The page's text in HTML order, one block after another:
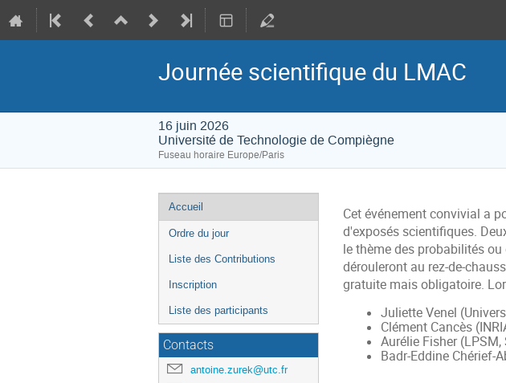
Journée scientifique du LMAC
16 juin 2026
Université de Technologie de Compiègne
Fuseau horaire Europe/Paris
Menu
de
l'événement
Accueil
Ordre du jour
Liste des Contributions
Inscription
Liste des participants
Contacts
antoine.zurek@utc.fr
Cet événement convivial a
d'exposés scientifiques.
le thème des probabilités
dérouleront au rez-de-
gratuite mais obligatoire.
Juliette Venel
Clément Cancès
Aurélie Fisher
Badr-Eddine Chérief-